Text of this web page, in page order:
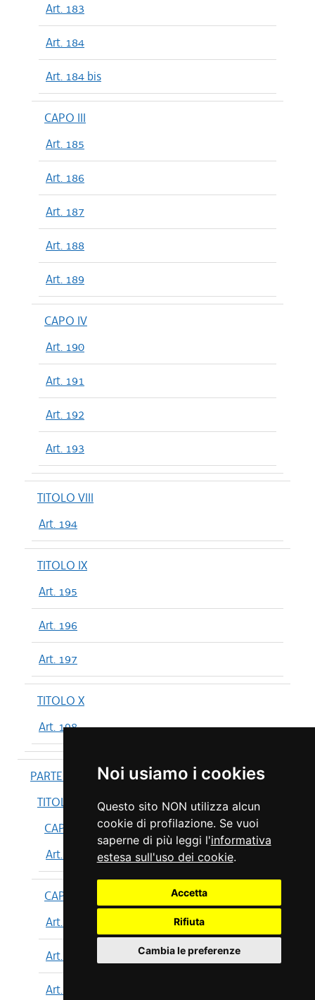
Noi usiamo i cookies
Questo sito NON utilizza alcun
cookie di profilazione. Se vuoi
saperne di più leggi l'informativa
estesa sull'uso dei cookie.
Accetta
Rifiuta
Cambia le preferenze
Art. 183
Art. 184
Art. 184 bis
CAPO III
Art. 185
Art. 186
Art. 187
Art. 188
Art. 189
CAPO IV
Art. 190
Art. 191
Art. 192
Art. 193
TITOLO VIII
Art. 194
TITOLO IX
Art. 195
Art. 196
Art. 197
TITOLO X
Art. 198
PARTE IV
TITOLO I
CAPO I
Art. 199
CAPO II
Art. 200
Art. 201
Art. 202